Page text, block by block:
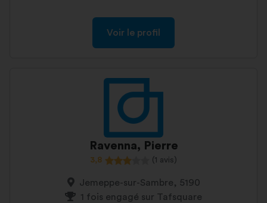
Voir le profil
Ravenna, Pierre
3,8 (1 avis)
Jemeppe-sur-Sambre, 5190
1 fois engagé sur Tafsquare